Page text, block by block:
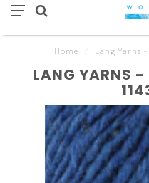
Home Lang Yarns
LANG YARNS -